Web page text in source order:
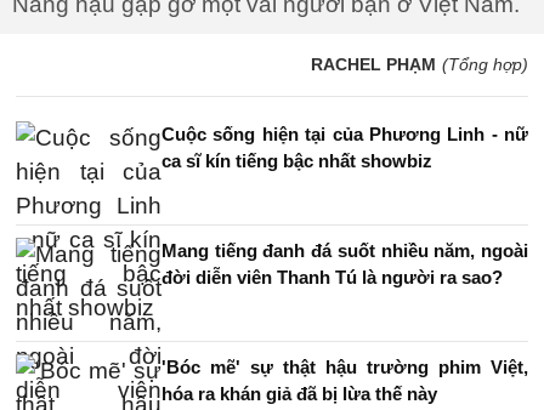
RACHEL PHẠM (Tổng hợp)
Cuộc sống hiện tại của Phương Linh - nữ
ca sĩ kín tiếng bậc nhất showbiz
Mang tiếng đanh đá suốt nhiều năm, ngoài
đời diễn viên Thanh Tú là người ra sao?
'Bóc mẽ' sự thật hậu trường phim Việt,
hóa ra khán giả đã bị lừa thế này